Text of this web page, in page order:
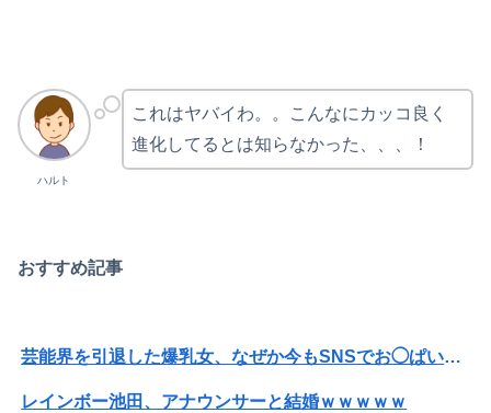
ハルト
これはヤバイわ。。こんなにカッコ良く
進化してるとは知らなかった、、、！
おすすめ記事
芸能界を引退した爆乳女、なぜか今もSNSでお◯ぱい画像を投稿！
レインボー池田、アナウンサーと結婚ｗｗｗｗｗ